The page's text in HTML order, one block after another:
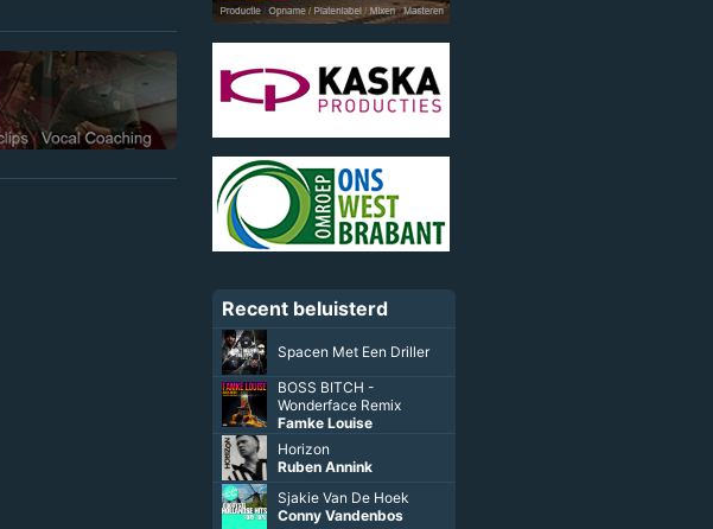
Recent beluisterd
Spacen Met Een Driller
BOSS BITCH -
Wonderface Remix
Famke Louise
Horizon
Ruben Annink
Sjakie Van De Hoek
Conny Vandenbos